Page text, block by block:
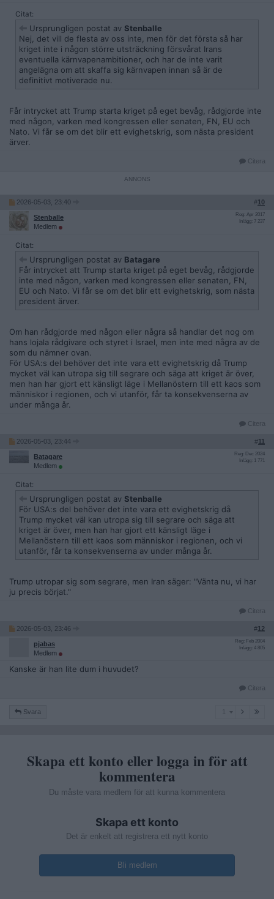
Citat:
Ursprungligen postat av Stenballe
Nej, det vill de flesta av oss inte, men för det första så har
kriget inte i någon större utsträckning försvårat Irans
eventuella kärnvapenambitioner, och har de inte varit
angelägna om att skaffa sig kärnvapen innan så är de
definitivt motiverade nu.
Får intrycket att Trump starta kriget på eget bevåg, rådgjorde inte
med någon, varken med kongressen eller senaten, FN, EU och
Nato. Vi får se om det blir ett evighetskrig, som nästa president
ärver.
Citera
2026-05-03, 23:40 #10
Stenballe
Medlem
Reg: Apr 2017
Inlägg: 7 237
Citat:
Ursprungligen postat av Batagare
Får intrycket att Trump starta kriget på eget bevåg, rådgjorde
inte med någon, varken med kongressen eller senaten, FN,
EU och Nato. Vi får se om det blir ett evighetskrig, som nästa
president ärver.
Om han rådgjorde med någon eller några så handlar det nog om
hans lojala rådgivare och styret i Israel, men inte med några av de
som du nämner ovan.
För USA:s del behöver det inte vara ett evighetskrig då Trump
mycket väl kan utropa sig till segrare och säga att kriget är över,
men han har gjort ett känsligt läge i Mellanöstern till ett kaos som
människor i regionen, och vi utanför, får ta konsekvenserna av
under många år.
Citera
2026-05-03, 23:44 #11
Batagare
Medlem
Reg: Dec 2024
Inlägg: 1 771
Citat:
Ursprungligen postat av Stenballe
För USA:s del behöver det inte vara ett evighetskrig då
Trump mycket väl kan utropa sig till segrare och säga att
kriget är över, men han har gjort ett känsligt läge i
Mellanöstern till ett kaos som människor i regionen, och vi
utanför, får ta konsekvenserna av under många år.
Trump utropar sig som segrare, men Iran säger: "Vänta nu, vi har
ju precis börjat."
Citera
2026-05-03, 23:46 #12
pjabas
Medlem
Reg: Feb 2004
Inlägg: 4 805
Kanske är han lite dum i huvudet?
Citera
Svara
Skapa ett konto eller logga in för att
kommentera
Du måste vara medlem för att kunna kommentera
Skapa ett konto
Det är enkelt att registrera ett nytt konto
Bli medlem